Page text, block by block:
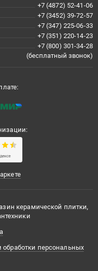
+7 (4872) 52-41-06
+7 (3452) 39-72-57
+7 (347) 225-06-33
+7 (351) 220-14-23
+7 (800) 301-34-28
(бесплатный звонок)
керамической плитки,
персональных